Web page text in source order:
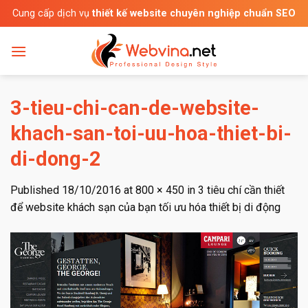
Skip
to
Cung cấp dịch vụ thiết kế website chuyên nghiệp chuẩn SEO
3-tieu-chi-can-de-website-
khach-san-toi-uu-hoa-thiet-bi-
di-dong-2
Published 18/10/2016 at 800 × 450 in 3 tiêu chí cần thiết
để website khách sạn của bạn tối ưu hóa thiết bị di động